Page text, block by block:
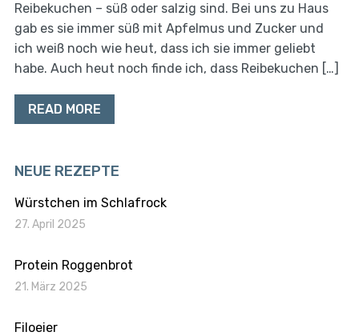
Reibekuchen – süß oder salzig sind. Bei uns zu Haus
gab es sie immer süß mit Apfelmus und Zucker und
ich weiß noch wie heut, dass ich sie immer geliebt
habe. Auch heut noch finde ich, dass Reibekuchen […]
READ MORE
NEUE REZEPTE
Würstchen im Schlafrock
27. April 2025
Protein Roggenbrot
21. März 2025
Filoeier